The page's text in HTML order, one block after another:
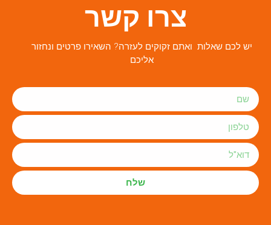
צרו קשר
יש לכם שאלות ואתם זקוקים לעזרה? השאירו פרטים ונחזור
אליכם
שלח